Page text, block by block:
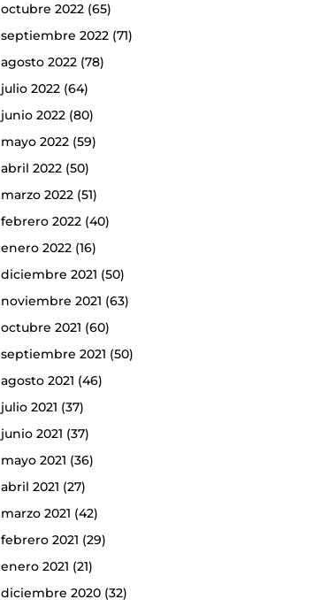
octubre 2022(65)
septiembre 2022(71)
agosto 2022(78)
julio 2022(64)
junio 2022(80)
mayo 2022(59)
abril 2022(50)
marzo 2022(51)
febrero 2022(40)
enero 2022(16)
diciembre 2021 (50)
noviembre 2021 (63)
octubre 2021 (60)
septiembre 2021 (50)
agosto 2021 (46)
julio 2021 (37)
junio 2021 (37)
mayo 2021 (36)
abril 2021 (27)
marzo 2021 (42)
febrero 2021 (29)
enero 2021 (21)
diciembre 2020(32)